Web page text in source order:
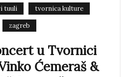
tuuli tvornica kulture
zagreb
u Tvornici
Ćemeraš &